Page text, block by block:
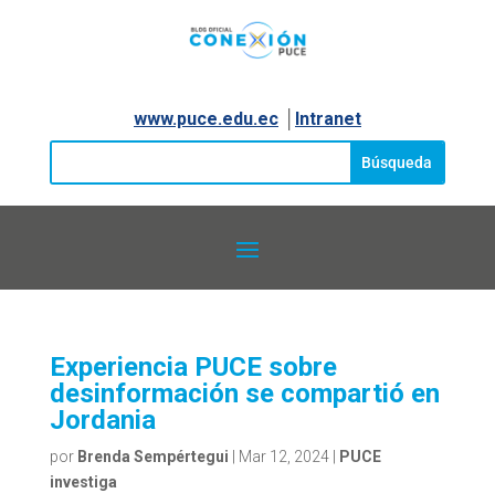
www.puce.edu.ec│ Intranet
Experiencia PUCE sobre
desinformación se compartió en
Jordania
por Brenda Sempértegui Mar 12, 2024|
PUCE
investiga